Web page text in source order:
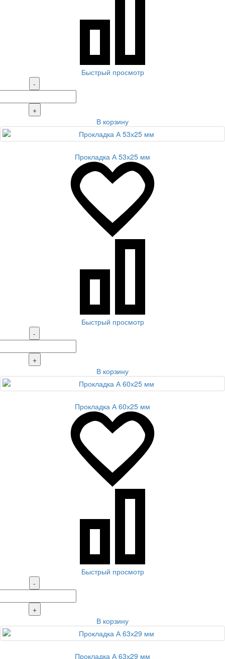
Быстрый просмотр
-
+
В корзину
Прокладка А 53х25 мм
Быстрый просмотр
-
+
В корзину
Прокладка А 60х25 мм
Быстрый просмотр
-
+
В корзину
Прокладка А 63х29 мм